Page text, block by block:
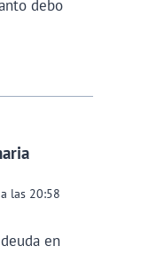
debo
las 20:58
en